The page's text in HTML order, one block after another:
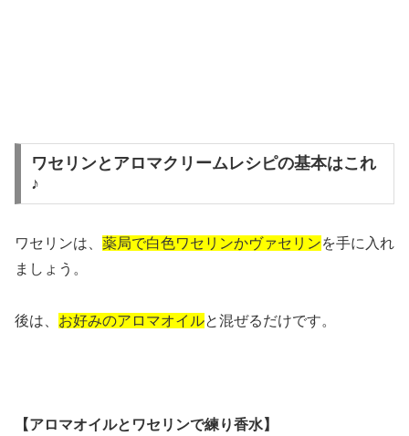
ワセリンとアロマクリームレシピの基本はこれ
♪
ワセリンは、 薬局で白色ワセリンかヴァセリンを手に入れ
ましょう。
後は、 お好みのアロマオイルと混ぜるだけです。
【アロマオイルとワセリンで練り香水】